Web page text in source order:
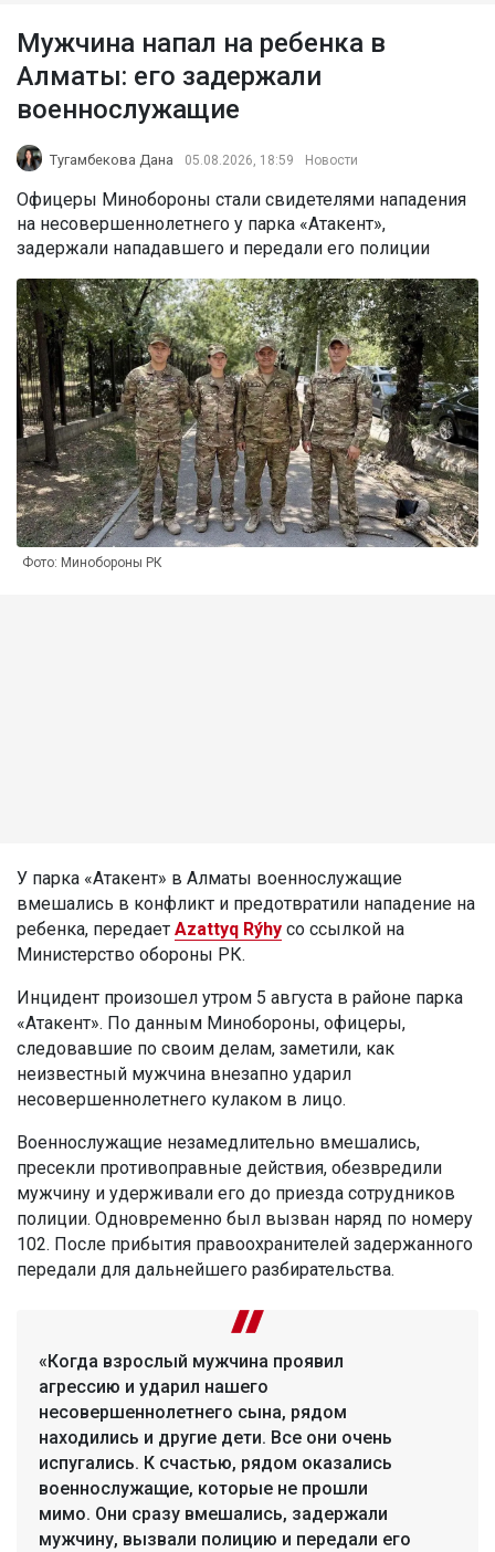
Мужчина напал на ребенка в
Алматы: его задержали
военнослужащие
Тугамбекова Дана 05.08.2026, 18:59 Новости
Офицеры Минобороны стали свидетелями нападения
на несовершеннолетнего у парка «Атакент»,
задержали нападавшего и передали его полиции
Фото: Минобороны РК
У парка «Атакент» в Алматы военнослужащие
вмешались в конфликт и предотвратили нападение на
ребенка, передает Azattyq Rýhy со ссылкой на
Министерство обороны РК.
Инцидент произошел утром 5 августа в районе парка
«Атакент». По данным Минобороны, офицеры,
следовавшие по своим делам, заметили, как
неизвестный мужчина внезапно ударил
несовершеннолетнего кулаком в лицо.
Военнослужащие незамедлительно вмешались,
пресекли противоправные действия, обезвредили
мужчину и удерживали его до приезда сотрудников
полиции. Одновременно был вызван наряд по номеру
102. После прибытия правоохранителей задержанного
передали для дальнейшего разбирательства.
«Когда взрослый мужчина проявил
агрессию и ударил нашего
несовершеннолетнего сына, рядом
находились и другие дети. Все они очень
испугались. К счастью, рядом оказались
военнослужащие, которые не прошли
мимо. Они сразу вмешались, задержали
мужчину, вызвали полицию и передали его